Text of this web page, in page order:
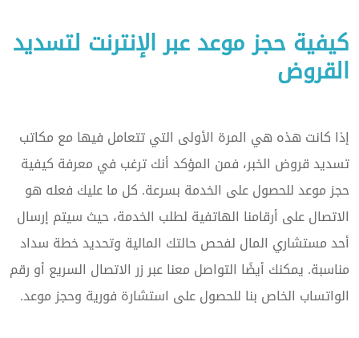
كيفية حجز موعد عبر الإنترنت لتسديد
القروض
إذا كانت هذه هي المرة الأولى التي تتعامل فيها مع مكاتب
تسديد قروض الخبر، فمن المؤكد أنك ترغب في معرفة كيفية
حجز موعد للحصول على الخدمة بسرعة. كل ما عليك فعله هو
الاتصال على أرقامنا الهاتفية لطلب الخدمة، حيث سيتم إرسال
أحد مستشاري المال لفحص حالتك المالية وتحديد خطة سداد
مناسبة. يمكنك أيضًا التواصل معنا عبر زر الاتصال السريع أو رقم
الواتساب الخاص بنا للحصول على استشارة فورية وحجز موعد.